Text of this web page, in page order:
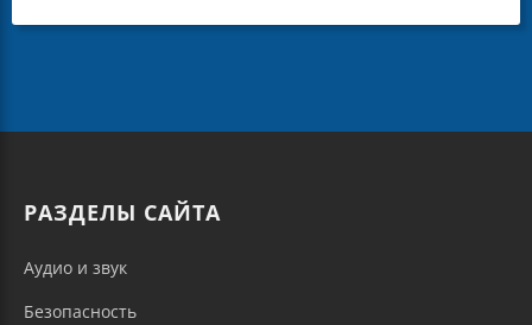
РАЗДЕЛЫ САЙТА
Аудио и звук
Безопасность